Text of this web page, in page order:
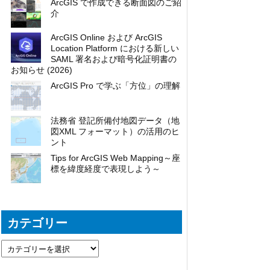
ArcGIS で作成できる断面図のご紹
介
ArcGIS Online および ArcGIS
Location Platform における新しい
SAML 署名および暗号化証明書の
お知らせ (2026)
ArcGIS Pro で学ぶ「方位」の理解
法務省 登記所備付地図データ（地
図XML フォーマット）の活用のヒ
ント
Tips for ArcGIS Web Mapping～座
標を緯度経度で表現しよう～
カテゴリー